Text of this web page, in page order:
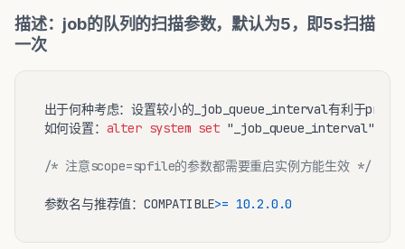
描述：job的队列的扫描参数，默认为5，即5s扫描
一次
出于何种考虑：设置较小的_job_queue_interval有利于
如何设置： alter system set "_job_queue_interval"
/* 注意scope=spfile的参数都需要重启实例方能生效 */
参数名与推荐值：COMPATIBLE>= 10.2 .0 .0